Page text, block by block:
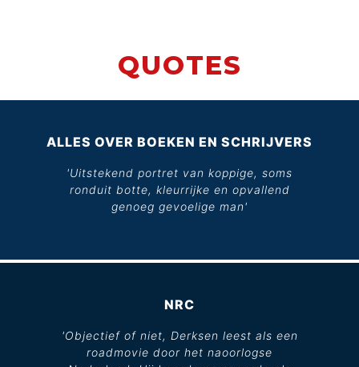
QUOTES
ALLES OVER BOEKEN EN SCHRIJVERS
'Uitstekend portret van koppige, soms
ronduit botte, kleurrijke en opvallend
genoeg gevoelige man'
NRC
'Objectief of niet, Derksen leest als een
roadmovie door het naoorlogse